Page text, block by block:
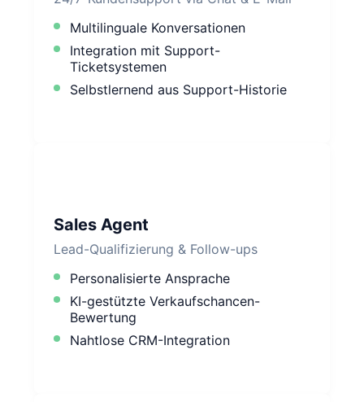
Multilinguale Konversationen
Integration mit Support-
Ticketsystemen
Selbstlernend aus Support-Historie
Sales Agent
Lead-Qualifizierung & Follow-ups
Personalisierte Ansprache
KI-gestützte Verkaufschancen-
Bewertung
Nahtlose CRM-Integration